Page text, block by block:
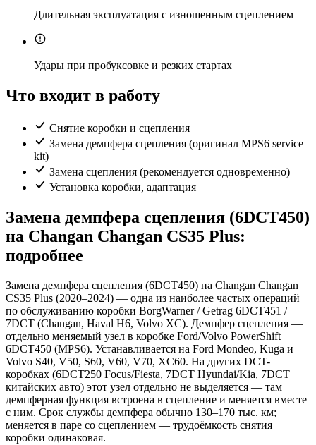
Длительная эксплуатация с изношенным сцеплением
Удары при пробуксовке и резких стартах
Что входит в работу
Снятие коробки и сцепления
Замена демпфера сцепления (оригинал MPS6 service
kit)
Замена сцепления (рекомендуется одновременно)
Установка коробки, адаптация
Замена демпфера сцепления (6DCT450)
на Changan Changan CS35 Plus:
подробнее
Замена демпфера сцепления (6DCT450) на Changan Changan
CS35 Plus (2020–2024) — одна из наиболее частых операций
по обслуживанию коробки BorgWarner / Getrag 6DCT451 /
7DCT (Changan, Haval H6, Volvo XC). Демпфер сцепления —
отдельно меняемый узел в коробке Ford/Volvo PowerShift
6DCT450 (MPS6). Устанавливается на Ford Mondeo, Kuga и
Volvo S40, V50, S60, V60, V70, XC60. На других DCT-
коробках (6DCT250 Focus/Fiesta, 7DCT Hyundai/Kia, 7DCT
китайских авто) этот узел отдельно не выделяется — там
демпферная функция встроена в сцепление и меняется вместе
с ним. Срок службы демпфера обычно 130–170 тыс. км;
меняется в паре со сцеплением — трудоёмкость снятия
коробки одинаковая.